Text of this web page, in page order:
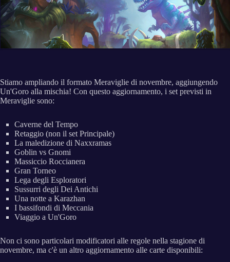
Stiamo ampliando il formato Meraviglie di novembre, aggiungendo
Un'Goro alla mischia! Con questo aggiornamento, i set previsti in
Meraviglie sono:
Caverne del Tempo
Retaggio (non il set Principale)
La maledizione di Naxxramas
Goblin vs Gnomi
Massiccio Roccianera
Gran Torneo
Lega degli Esploratori
Sussurri degli Dei Antichi
Una notte a Karazhan
I bassifondi di Meccania
Viaggio a Un'Goro
Non ci sono particolari modificatori alle regole nella stagione di
novembre, ma c'è un altro aggiornamento alle carte disponibili: